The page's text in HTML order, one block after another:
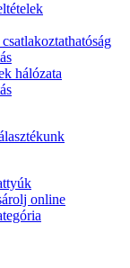
hálózata
online